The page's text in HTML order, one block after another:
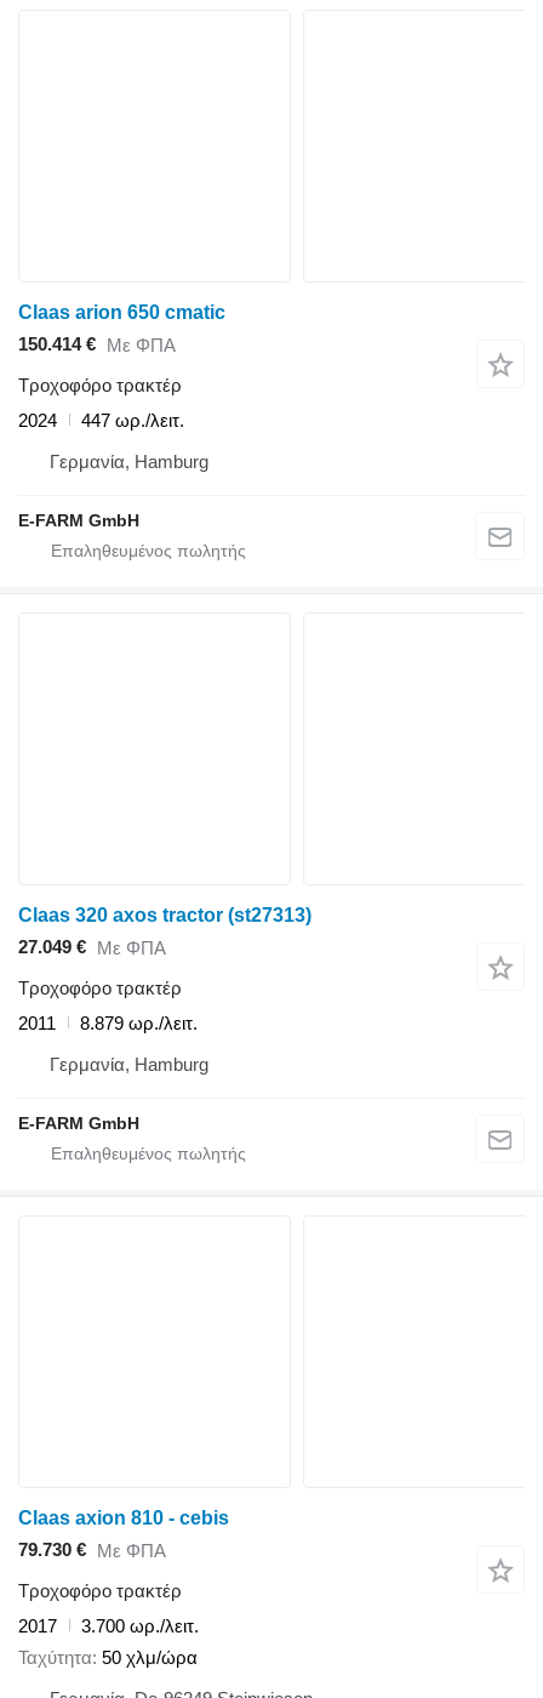
Claas arion 650 cmatic
150.414 € Με ΦΠΑ
Τροχοφόρο τρακτέρ
2024
447 ωρ./λειτ.
Γερμανία, Hamburg
E-FARM GmbH
Claas 320 axos tractor (st27313)
27.049 € Με ΦΠΑ
Τροχοφόρο τρακτέρ
2011
8.879 ωρ./λειτ.
Γερμανία, Hamburg
E-FARM GmbH
Claas axion 810 - cebis
79.730 € Με ΦΠΑ
Τροχοφόρο τρακτέρ
2017
3.700 ωρ./λειτ.
Ταχύτητα 50 χλμ/ώρα